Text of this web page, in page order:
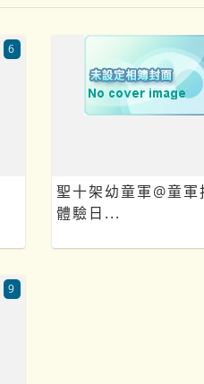
6
聖十架幼童軍@童軍
體驗日...
9